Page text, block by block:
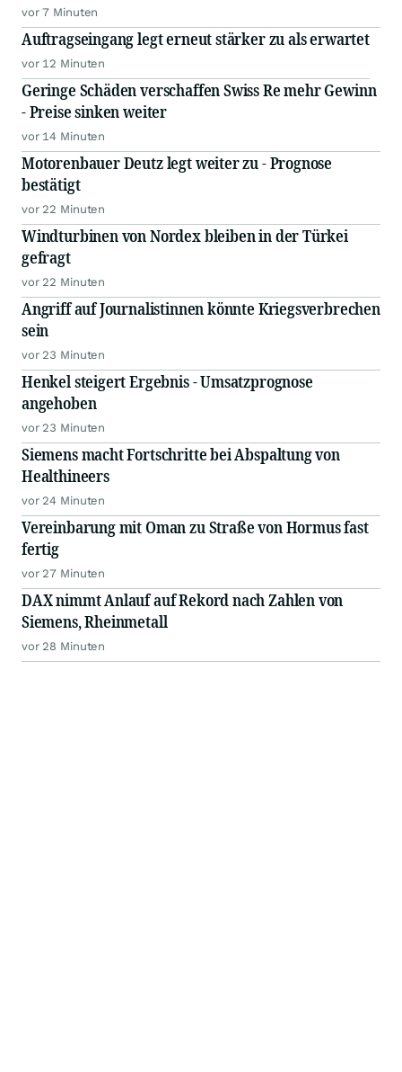
vor 7 Minuten
Auftragseingang legt erneut stärker zu als erwartet
vor 12 Minuten
Geringe Schäden verschaffen Swiss Re mehr Gewinn
- Preise sinken weiter
vor 14 Minuten
Motorenbauer Deutz legt weiter zu - Prognose
bestätigt
vor 22 Minuten
Windturbinen von Nordex bleiben in der Türkei
gefragt
vor 22 Minuten
Angriff auf Journalistinnen könnte Kriegsverbrechen
sein
vor 23 Minuten
Henkel steigert Ergebnis - Umsatzprognose
angehoben
vor 23 Minuten
Siemens macht Fortschritte bei Abspaltung von
Healthineers
vor 24 Minuten
Vereinbarung mit Oman zu Straße von Hormus fast
fertig
vor 27 Minuten
DAX nimmt Anlauf auf Rekord nach Zahlen von
Siemens, Rheinmetall
vor 28 Minuten